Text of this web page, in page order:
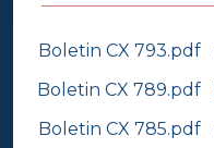
Boletin CX 793.pdf
Boletin CX 789.pdf
Boletin CX 785.pdf